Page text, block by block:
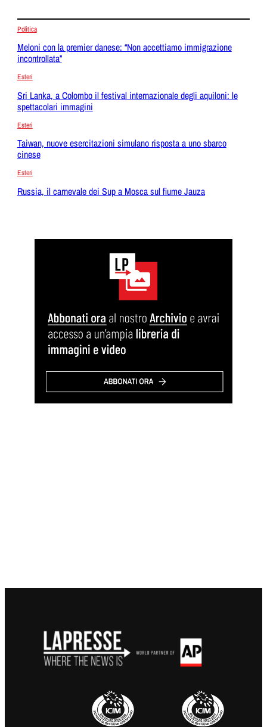
Politica
Meloni con la premier danese: “Non accettiamo immigrazione
incontrollata”
Esteri
Sri Lanka, a Colombo il festival internazionale degli aquiloni: le
spettacolari immagini
Esteri
Taiwan, nuove esercitazioni simulano risposta a uno sbarco
cinese
Esteri
Russia, il carnevale dei Sup a Mosca sul fiume Jauza